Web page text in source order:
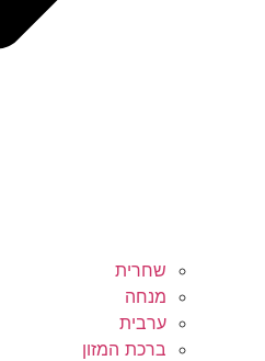
שחרית
מנחה
ערבית
ברכת המזון